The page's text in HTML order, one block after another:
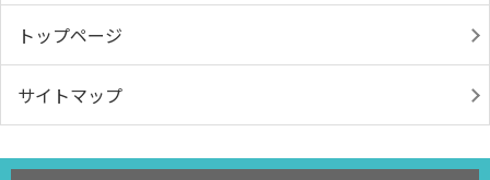
トップページ
サイトマップ